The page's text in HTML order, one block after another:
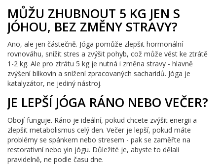
MŮŽU ZHUBNOUT 5 KG JEN S
JÓHOU, BEZ ZMĚNY STRAVY?
Ano, ale jen částečně. Jóga pomůže zlepšit hormonální
rovnováhu, snížit stres a zvýšit pohyb, což může vést ke ztrátě
1-2 kg. Ale pro ztrátu 5 kg je nutná i změna stravy - hlavně
zvýšení bílkovin a snížení zpracovaných sacharidů. Jóga je
katalyzátor, ne jediný nástroj.
JE LEPŠÍ JÓGA RÁNO NEBO VEČER?
Obojí funguje. Ráno je ideální, pokud chcete zvýšit energii a
zlepšit metabolismus celý den. Večer je lepší, pokud máte
problémy se spánkem nebo stresem - pak se zaměřte na
restorativní nebo yin jógu. Důležité je, abyste to dělali
pravidelně, ne podle času dne.